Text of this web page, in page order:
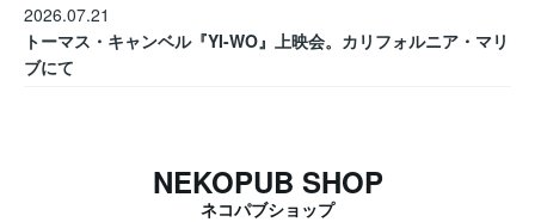
2026.07.21
トーマス・キャンベル『YI-WO』上映会。カリフォルニア・マリ
ブにて
NEKOPUB SHOP
ネコパブショップ